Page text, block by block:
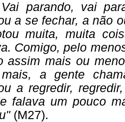
parando, vai
a se fechar, a não
muita, muita
Comigo, pelo
assim mais ou
a gente
a regredir,
falava um pouco
(M27).